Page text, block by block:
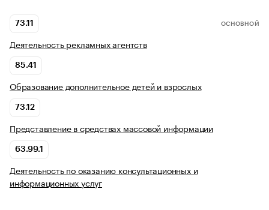
73.11 ОСНОВНОЙ
Деятельность рекламных агентств
85.41
Образование дополнительное детей и взрослых
73.12
Представление в средствах массовой информации
63.99.1
Деятельность по оказанию консультационных и
информационных услуг